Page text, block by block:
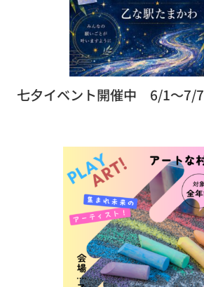
七夕イベント開催中 6/1～7/7